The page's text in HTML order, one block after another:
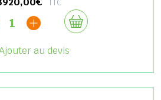
TTC
1
au devis